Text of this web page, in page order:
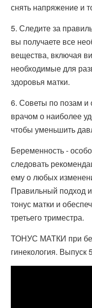
снять напряжение и
5. Следите за
вы получаете все
вещества, включая
необходимые для
здоровья матки.
6. Советы по позам и
врачом о наиболее
чтобы уменьшить
Беременность -
следовать
ему о любых
Правильный подход
тонус матки и
третьего триместра.
ТОНУС МАТКИ при
гинекология. Выпуск